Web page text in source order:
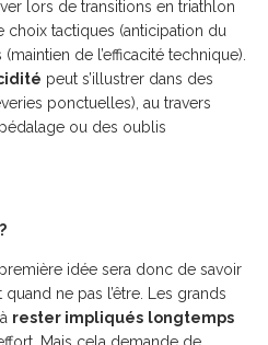
lors de transitions en triathlon
choix tactiques (anticipation du
de l’efficacité technique).
peut s’illustrer dans des
ponctuelles), au travers
ou des oublis
idée sera donc de savoir
ne pas l’être. Les grands
rester impliqués longtemps